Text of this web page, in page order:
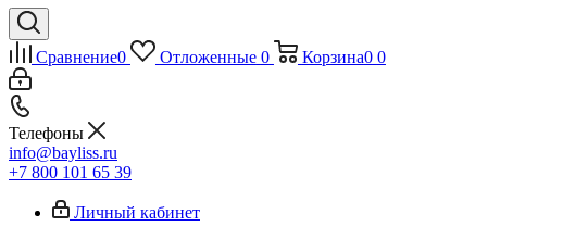
Сравнение0 Отложенные 0 Корзина0 0
Телефоны
info@bayliss.ru
+7 800 101 65 39
Личный кабинет